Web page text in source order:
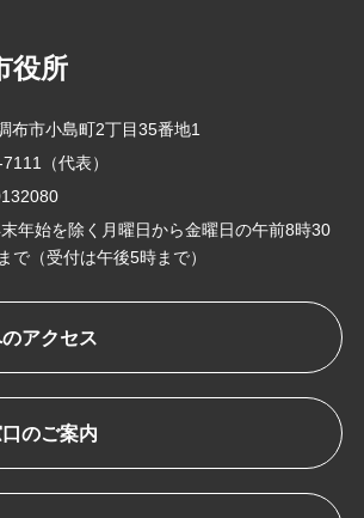
役所
布市小島町2丁目35番地1
（代表）
年始を除く月曜日から金曜日の午前8時30
で（受付は午後5時まで）
アクセス
のご案内